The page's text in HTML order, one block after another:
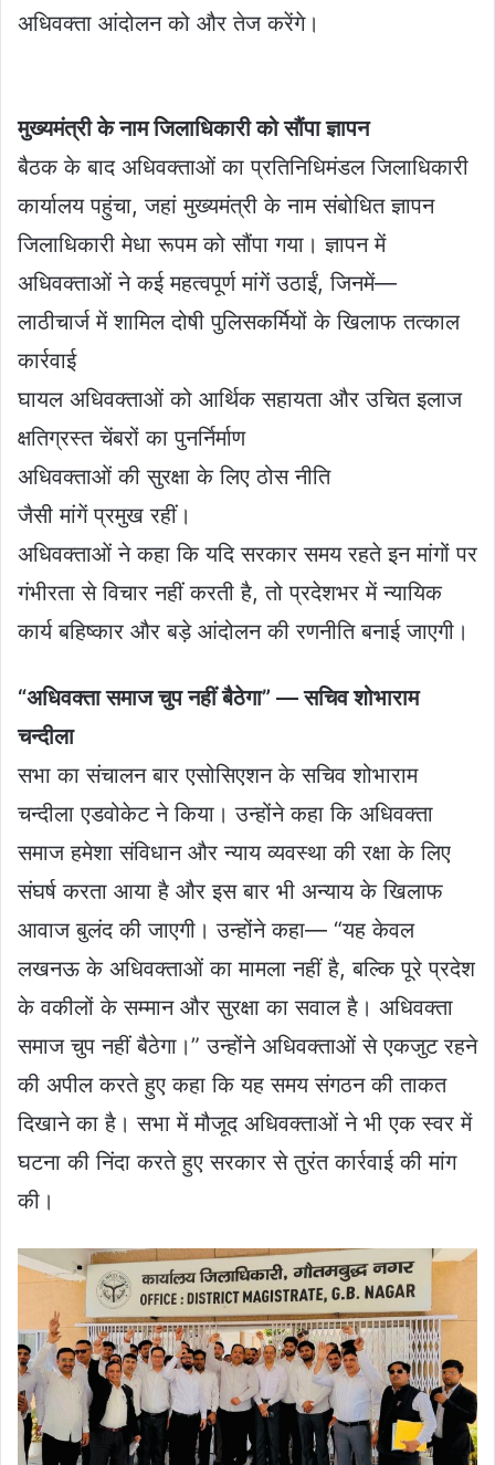
अधिवक्ता आंदोलन को और तेज करेंगे।
मुख्यमंत्री के नाम जिलाधिकारी को सौंपा ज्ञापन
बैठक के बाद अधिवक्ताओं का प्रतिनिधिमंडल जिलाधिकारी
कार्यालय पहुंचा, जहां मुख्यमंत्री के नाम संबोधित ज्ञापन
जिलाधिकारी मेधा रूपम को सौंपा गया। ज्ञापन में
अधिवक्ताओं ने कई महत्वपूर्ण मांगें उठाईं, जिनमें—
लाठीचार्ज में शामिल दोषी पुलिसकर्मियों के खिलाफ तत्काल
कार्रवाई
घायल अधिवक्ताओं को आर्थिक सहायता और उचित इलाज
क्षतिग्रस्त चेंबरों का पुनर्निर्माण
अधिवक्ताओं की सुरक्षा के लिए ठोस नीति
जैसी मांगें प्रमुख रहीं।
अधिवक्ताओं ने कहा कि यदि सरकार समय रहते इन मांगों पर
गंभीरता से विचार नहीं करती है, तो प्रदेशभर में न्यायिक
कार्य बहिष्कार और बड़े आंदोलन की रणनीति बनाई जाएगी।
“अधिवक्ता समाज चुप नहीं बैठेगा” — सचिव शोभाराम
चन्दीला
सभा का संचालन बार एसोसिएशन के सचिव शोभाराम
चन्दीला एडवोकेट ने किया। उन्होंने कहा कि अधिवक्ता
समाज हमेशा संविधान और न्याय व्यवस्था की रक्षा के लिए
संघर्ष करता आया है और इस बार भी अन्याय के खिलाफ
आवाज बुलंद की जाएगी। उन्होंने कहा— “यह केवल
लखनऊ के अधिवक्ताओं का मामला नहीं है, बल्कि पूरे प्रदेश
के वकीलों के सम्मान और सुरक्षा का सवाल है। अधिवक्ता
समाज चुप नहीं बैठेगा।” उन्होंने अधिवक्ताओं से एकजुट रहने
की अपील करते हुए कहा कि यह समय संगठन की ताकत
दिखाने का है। सभा में मौजूद अधिवक्ताओं ने भी एक स्वर में
घटना की निंदा करते हुए सरकार से तुरंत कार्रवाई की मांग
की।